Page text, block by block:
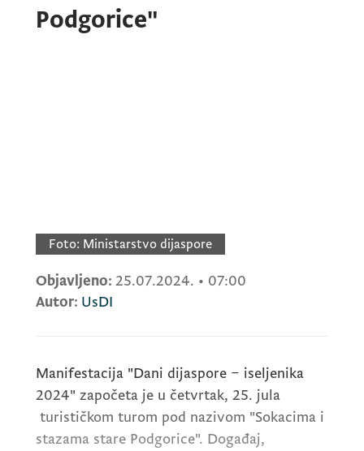
Podgorice"
Foto: Ministarstvo dijaspore
Objavljeno: 25.07.2024. • 07:00
Autor: UsDI
Manifestacija "Dani dijaspore – iseljenika
2024" započeta je u četvrtak, 25. jula
turističkom turom pod nazivom "Sokacima i
stazama stare Podgorice". Događaj,